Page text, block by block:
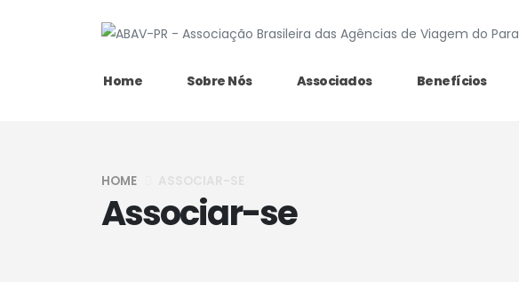
Home Sobre Nós Associados Benefícios
HOME
Associar-se